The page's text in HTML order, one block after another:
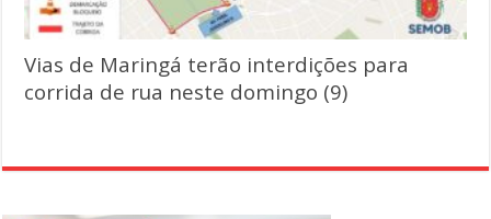
Vias de Maringá terão interdições para
corrida de rua neste domingo (9)